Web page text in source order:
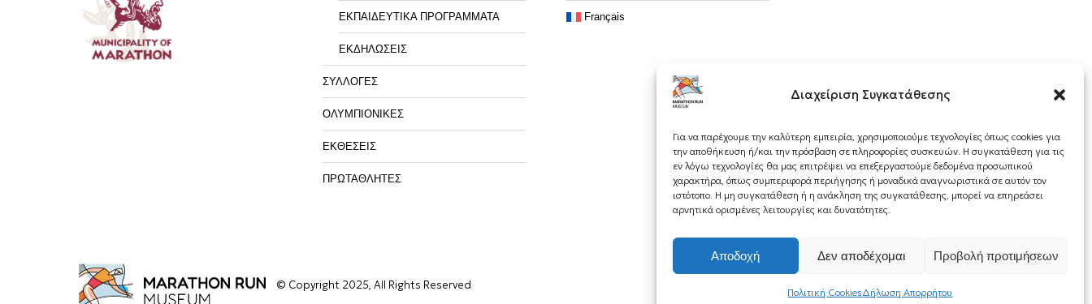
Διαχείριση Συγκατάθεσης
Για να παρέχουμε την καλύτερη εμπειρία, χρησιμοποιούμε τεχνολογίες όπως cookies για
την αποθήκευση ή/και την πρόσβαση σε πληροφορίες συσκευών. Η συγκατάθεση για τις
εν λόγω τεχνολογίες θα μας επιτρέψει να επεξεργαστούμε δεδομένα προσωπικού
χαρακτήρα, όπως συμπεριφορά περιήγησης ή μοναδικά αναγνωριστικά σε αυτόν τον
ιστότοπο. Η μη συγκατάθεση ή η ανάκληση της συγκατάθεσης, μπορεί να επηρεάσει
αρνητικά ορισμένες λειτουργίες και δυνατότητες.
Αποδοχή Δεν αποδέχομαι Προβολή προτιμήσεων
Πολιτική CookiesΔήλωση Απορρήτου
ΕΚΠΑΙΔΕΥΤΙΚΑ ΠΡΟΓΡΑΜΜΑΤΑ
ΕΚΔΗΛΩΣΕΙΣ
ΣΥΛΛΟΓΕΣ
ΟΛΥΜΠΙΟΝΙΚΕΣ
ΕΚΘΕΣΕΙΣ
ΠΡΩΤΑΘΛΗΤΕΣ
Français
© Copyright 2025, All Rights Reserved WEB DESIGN BY